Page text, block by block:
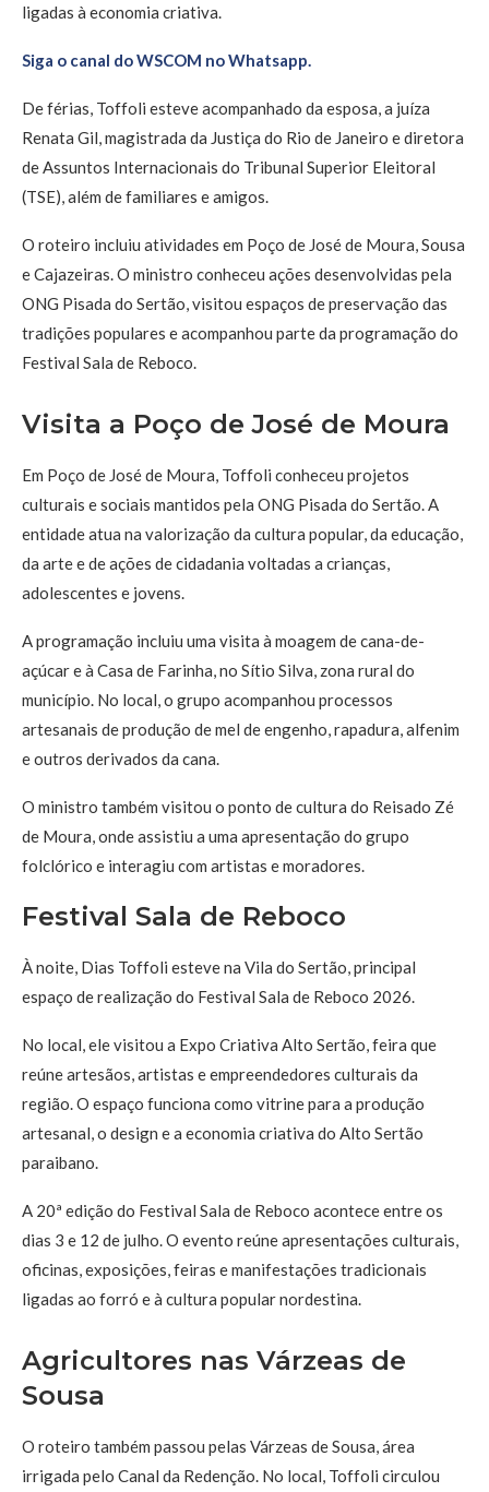
ligadas à economia criativa.
Siga o canal do WSCOM no Whatsapp.
De férias, Toffoli esteve acompanhado da esposa, a juíza
Renata Gil, magistrada da Justiça do Rio de Janeiro e diretora
de Assuntos Internacionais do Tribunal Superior Eleitoral
(TSE), além de familiares e amigos.
O roteiro incluiu atividades em Poço de José de Moura, Sousa
e Cajazeiras. O ministro conheceu ações desenvolvidas pela
ONG Pisada do Sertão, visitou espaços de preservação das
tradições populares e acompanhou parte da programação do
Festival Sala de Reboco.
Visita a Poço de José de Moura
Em Poço de José de Moura, Toffoli conheceu projetos
culturais e sociais mantidos pela ONG Pisada do Sertão. A
entidade atua na valorização da cultura popular, da educação,
da arte e de ações de cidadania voltadas a crianças,
adolescentes e jovens.
A programação incluiu uma visita à moagem de cana-de-
açúcar e à Casa de Farinha, no Sítio Silva, zona rural do
município. No local, o grupo acompanhou processos
artesanais de produção de mel de engenho, rapadura, alfenim
e outros derivados da cana.
O ministro também visitou o ponto de cultura do Reisado Zé
de Moura, onde assistiu a uma apresentação do grupo
folclórico e interagiu com artistas e moradores.
Festival Sala de Reboco
À noite, Dias Toffoli esteve na Vila do Sertão, principal
espaço de realização do Festival Sala de Reboco 2026.
No local, ele visitou a Expo Criativa Alto Sertão, feira que
reúne artesãos, artistas e empreendedores culturais da
região. O espaço funciona como vitrine para a produção
artesanal, o design e a economia criativa do Alto Sertão
paraibano.
A 20ª edição do Festival Sala de Reboco acontece entre os
dias 3 e 12 de julho. O evento reúne apresentações culturais,
oficinas, exposições, feiras e manifestações tradicionais
ligadas ao forró e à cultura popular nordestina.
Agricultores nas Várzeas de
Sousa
O roteiro também passou pelas Várzeas de Sousa, área
irrigada pelo Canal da Redenção. No local, Toffoli circulou